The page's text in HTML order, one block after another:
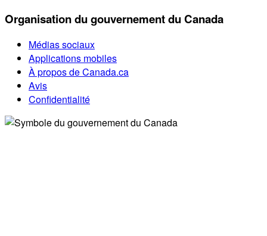
Organisation du gouvernement du Canada
Médias sociaux
Applications mobiles
À propos de Canada.ca
Avis
Confidentialité